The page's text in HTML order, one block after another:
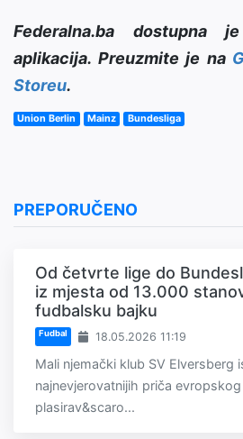
Federalna.ba dostupna
aplikacija. Preuzmite je na
Storeu.
Union Berlin Mainz Bundesliga
PREPORUČENO
Od četvrte lige do
iz mjesta od 13.000
fudbalsku bajku
Fudbal 18.05.2026 11:19
Mali njemački klub SV Elversberg
najnevjerovatnijih priča
plasirav&scaro...